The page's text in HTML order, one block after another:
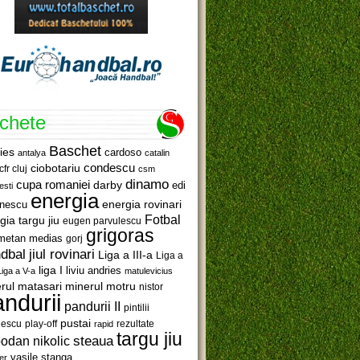
antalya Baschet cardoso catalin
cfr cluj ciobotariu condescu csm
cupa romaniei darby dinamo edi
energia energia rovinari
targu jiu eugen parvulescu Fotbal
medias gorj grigoras
jiul rovinari Liga a III-a Liga a
a V-a liga I liviu andries matulevicius
matasari minerul motru nistor
pandurii II pintilii
play-off pustai rapid rezultate
nikolic steaua targu jiu
vasile stanga